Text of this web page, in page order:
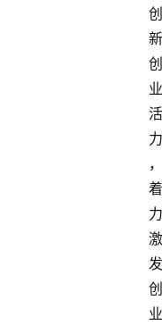
创
新
创
业
活
力
，
着
力
激
发
创
业